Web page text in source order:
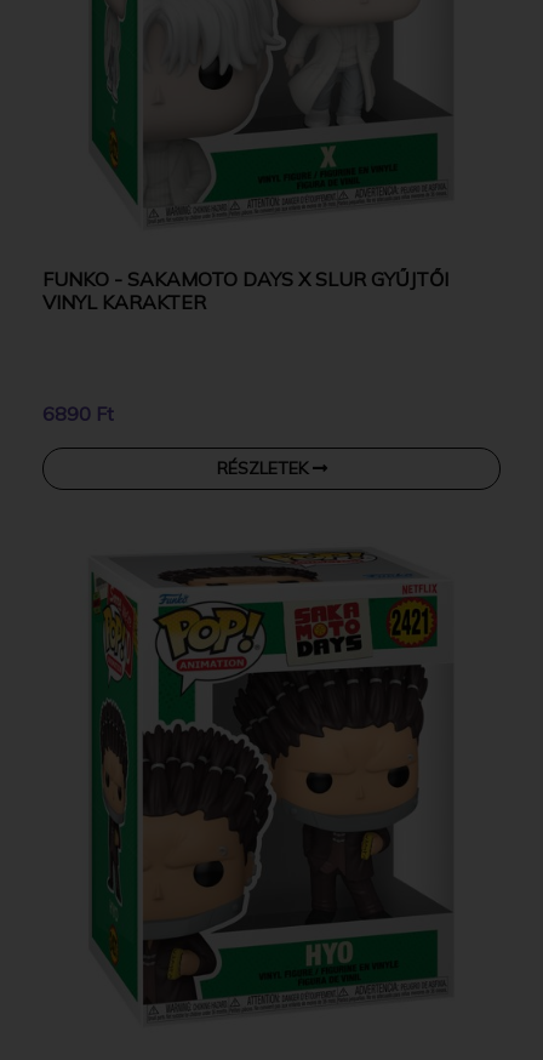
FUNKO - SAKAMOTO DAYS X SLUR GYŰJTŐI
VINYL KARAKTER
6890 Ft
RÉSZLETEK